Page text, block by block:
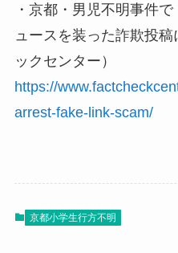
・京都・男児不明事件
ュースを装った詐欺投
ックセンター）
https://
arrest-fake-link-scam/
京都小学生行方不明